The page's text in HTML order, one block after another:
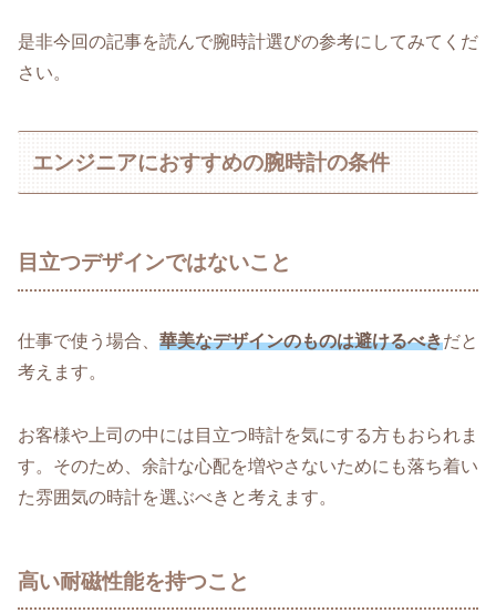
是非今回の記事を読んで腕時計選びの参考にしてみてくだ
さい。
エンジニアにおすすめの腕時計の条件
目立つデザインではないこと
仕事で使う場合、 華美なデザインのものは避けるべきだと
考えます。
お客様や上司の中には目立つ時計を気にする方もおられま
す。そのため、余計な心配を増やさないためにも落ち着い
た雰囲気の時計を選ぶべきと考えます。
高い耐磁性能を持つこと